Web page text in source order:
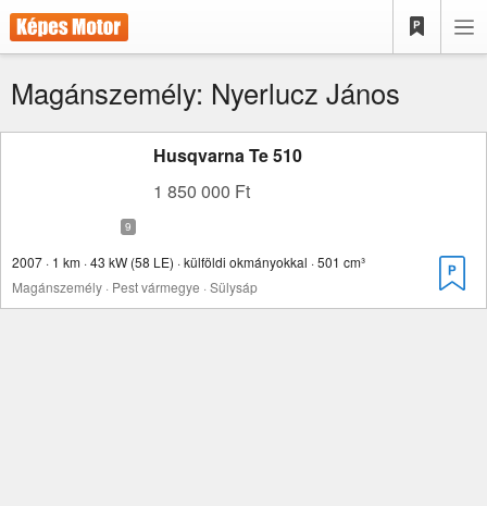
Magánszemély: Nyerlucz János
Husqvarna Te 510
1 850 000 Ft
2007 · 1 km · 43 kW (58 LE) · külföldi okmányokkal · 501 cm³
Magánszemély · Pest vármegye · Sülysáp